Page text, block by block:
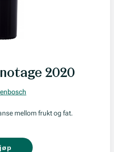
2020
mellom frukt og fat.